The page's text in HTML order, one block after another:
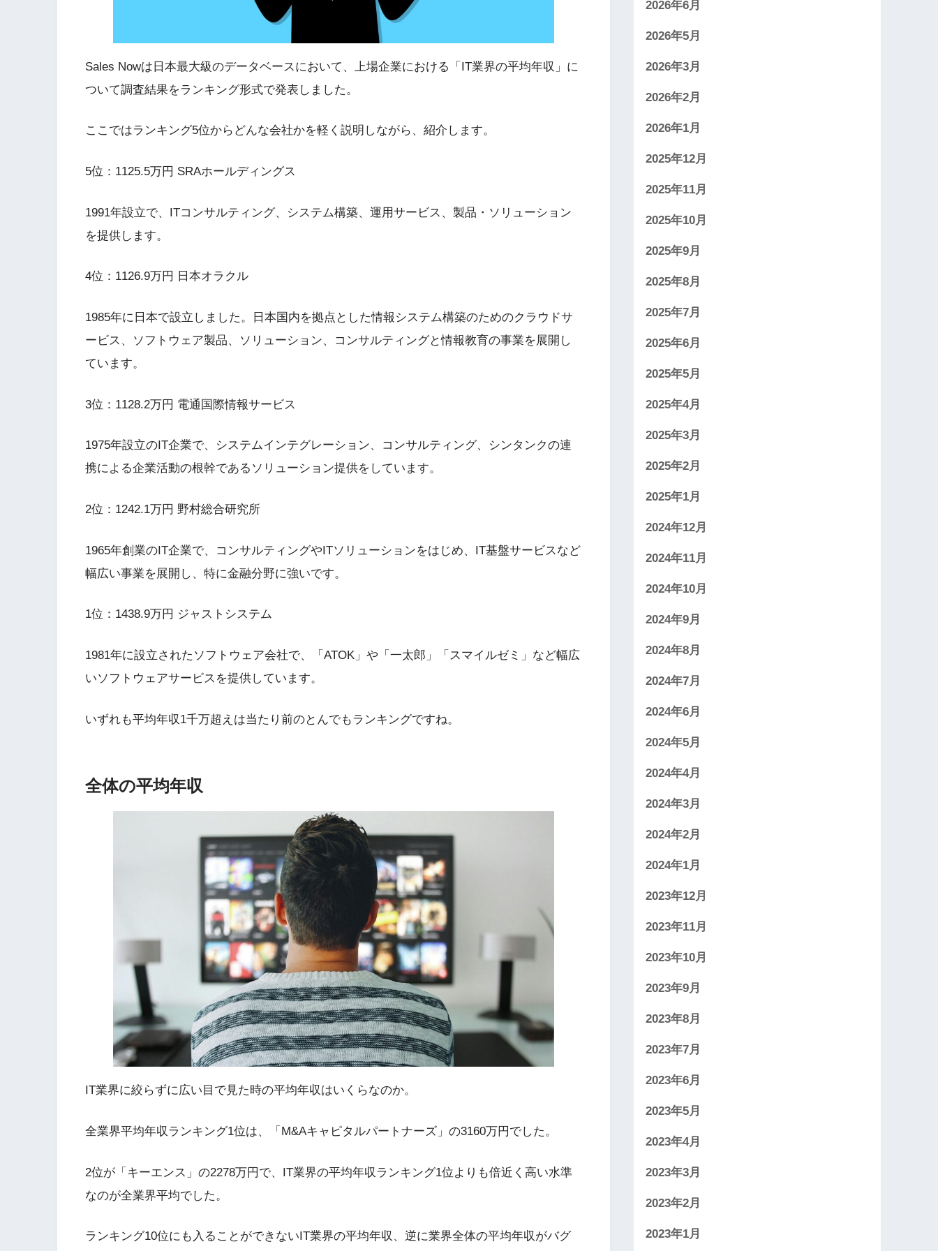
Sales Nowは日本最大級のデータベースにおいて、上場企業における「IT業界の平均年収」に
ついて調査結果をランキング形式で発表しました。
ここではランキング5位からどんな会社かを軽く説明しながら、紹介します。
5位：1125.5万円 SRAホールディングス
1991年設立で、ITコンサルティング、システム構築、運用サービス、製品・ソリューション
を提供します。
4位：1126.9万円 日本オラクル
1985年に日本で設立しました。日本国内を拠点とした情報システム構築のためのクラウドサ
ービス、ソフトウェア製品、ソリューション、コンサルティングと情報教育の事業を展開し
ています。
3位：1128.2万円 電通国際情報サービス
1975年設立のIT企業で、システムインテグレーション、コンサルティング、シンタンクの連
携による企業活動の根幹であるソリューション提供をしています。
2位：1242.1万円 野村総合研究所
1965年創業のIT企業で、コンサルティングやITソリューションをはじめ、IT基盤サービスなど
幅広い事業を展開し、特に金融分野に強いです。
1位：1438.9万円 ジャストシステム
1981年に設立されたソフトウェア会社で、「ATOK」や「一太郎」「スマイルゼミ」など幅広
いソフトウェアサービスを提供しています。
いずれも平均年収1千万超えは当たり前のとんでもランキングですね。
全体の平均年収
IT業界に絞らずに広い目で見た時の平均年収はいくらなのか。
全業界平均年収ランキング1位は、「M&Aキャピタルパートナーズ」の3160万円でした。
2位が「キーエンス」の2278万円で、IT業界の平均年収ランキング1位よりも倍近く高い水準
なのが全業界平均でした。
ランキング10位にも入ることができないIT業界の平均年収、逆に業界全体の平均年収がバグ
2026年6月
2026年5月
2026年3月
2026年2月
2026年1月
2025年12月
2025年11月
2025年10月
2025年9月
2025年8月
2025年7月
2025年6月
2025年5月
2025年4月
2025年3月
2025年2月
2025年1月
2024年12月
2024年11月
2024年10月
2024年9月
2024年8月
2024年7月
2024年6月
2024年5月
2024年4月
2024年3月
2024年2月
2024年1月
2023年12月
2023年11月
2023年10月
2023年9月
2023年8月
2023年7月
2023年6月
2023年5月
2023年4月
2023年3月
2023年2月
2023年1月